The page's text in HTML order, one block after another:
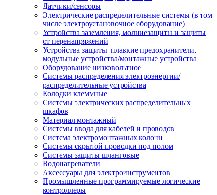
Датчики/сенсоры
Электрические распределительные системы (в том
числе электроустановочное оборудование)
Устройства заземления, молниезащиты и защиты
от перенапряжений
Устройства защиты, плавкие предохранители,
модульные устройства/монтажные устройства
Оборудование низковольтное
Системы распределения электроэнергии/
распределительные устройства
Колодки клеммные
Системы электрических распределительных
шкафов
Материал монтажный
Системы ввода для кабелей и проводов
Система электромонтажных колонн
Системы скрытой проводки под полом
Системы защиты шланговые
Водонагреватели
Аксессуары для электроинструментов
Промышленные программируемые логические
контроллеры